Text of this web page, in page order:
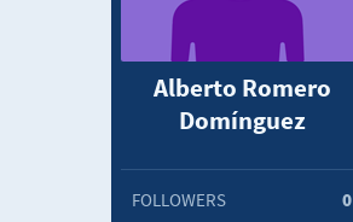
Alberto Romero
Domínguez
FOLLOWERS 0